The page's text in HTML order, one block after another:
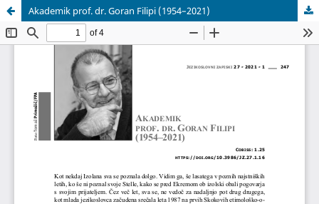
Akademik prof. dr. Goran Filipi (1954–2021)